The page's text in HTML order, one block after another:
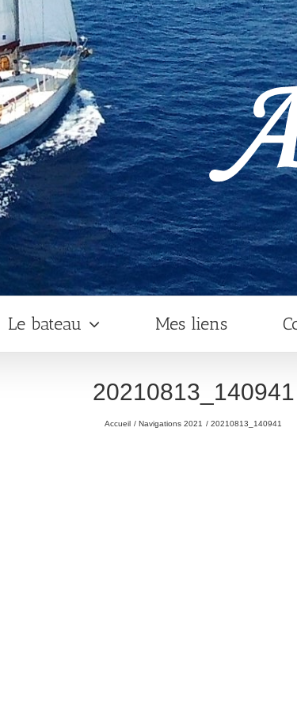
Le bateau Mes liens
20210813_140941
Accueil Navigations 2021 20210813_140941